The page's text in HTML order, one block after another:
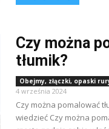
Czy można
tłumik?
Obejmy, złączki, opaski
4 września 2024
Czy można pomalować
wiedzieć Czy można